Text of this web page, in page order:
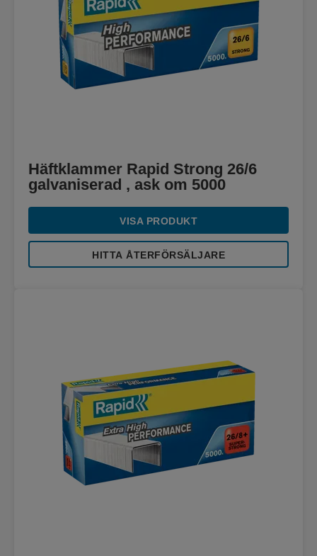
Häftklammer Rapid Strong 26/6
galvaniserad , ask om 5000
VISA PRODUKT
HITTA ÅTERFÖRSÄLJARE